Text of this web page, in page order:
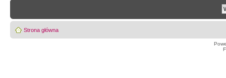
Strona główna